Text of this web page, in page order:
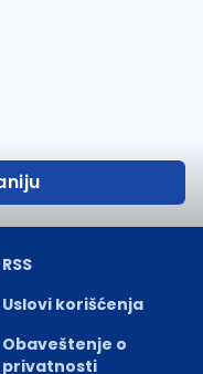
RSS
Uslovi korišćenja
Obaveštenje o
privatnosti